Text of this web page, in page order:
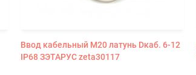
Ввод кабельный М20 латунь Dкаб. 6-12
IP68 ЗЭТАРУС zeta30117